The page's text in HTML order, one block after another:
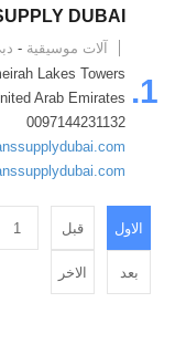
1.
DUBAI
آلات موسيقية -
Lakes Towers
Arab Emirates .
0097144231132
الاول قبل 1
بعد الاخر